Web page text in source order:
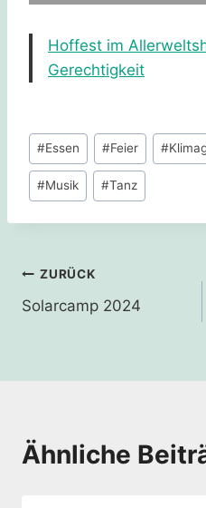
Hoffest im
Gerechtigkeit
Schlagworte:
#Essen #Feier #
#Musik #Tanz
ZURÜCK
Solarcamp 2024
Ähnliche